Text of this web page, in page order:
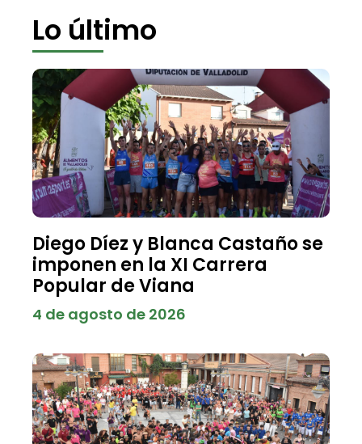
Lo último
Diego Díez y Blanca Castaño se
imponen en la XI Carrera
Popular de Viana
4 de agosto de 2026